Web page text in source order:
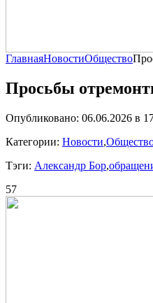
ГлавнаяНовостиОбщество
Просьбы
Опубликовано: 06.06.2026 в
Категории: Новости,
Тэги: Александр Бор,
57